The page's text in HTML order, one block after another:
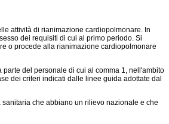
attività di rianimazione cardiopolmonare. In
dei requisiti di cui al primo periodo. Si
o procede alla rianimazione cardiopolmonare
del personale di cui al comma 1, nell'ambito
dei criteri indicati dalle linee guida adottate dal
che abbiano un rilievo nazionale e che